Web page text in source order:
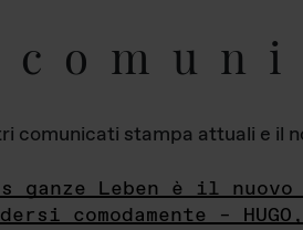
comunicati stampa attuali e il
ganze Leben è il
comodamente –